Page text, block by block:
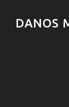
DANOS